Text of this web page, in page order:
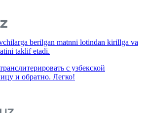
berilgan matnni lotindan kirillga va
taklif etadi.
с узбекской
и обратно. Легко!